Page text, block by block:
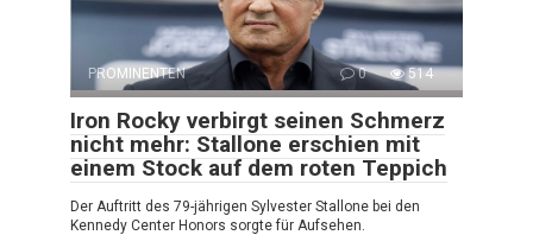
PROMINENTEN 0 514
Iron Rocky verbirgt seinen Schmerz
nicht mehr: Stallone erschien mit
einem Stock auf dem roten Teppich
Der Auftritt des 79-jährigen Sylvester Stallone bei den
Kennedy Center Honors sorgte für Aufsehen.